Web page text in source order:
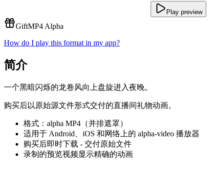
Play preview
GiftMP4 Alpha
How do I play this format in my app?
简介
一个黑暗闪烁的龙卷风向上盘旋进入夜晚。
购买后以原始源文件形式交付的直播间礼物动画。
格式：alpha MP4（并排遮罩）
适用于 Android、iOS 和网络上的 alpha-video 播放器
购买后即时下载 - 交付原始文件
录制的预览视频显示精确的动画